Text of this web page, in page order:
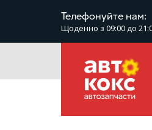
Телефонуйте
Щоденно з 09:00 до